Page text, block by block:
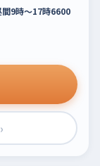
9時～17時6600
›